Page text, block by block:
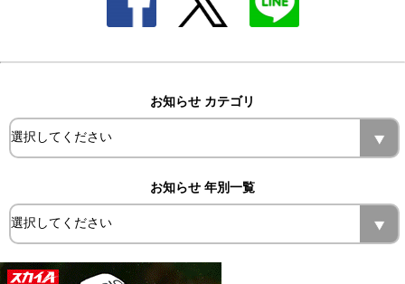
お知らせ カテゴリ
お知らせ 年別一覧